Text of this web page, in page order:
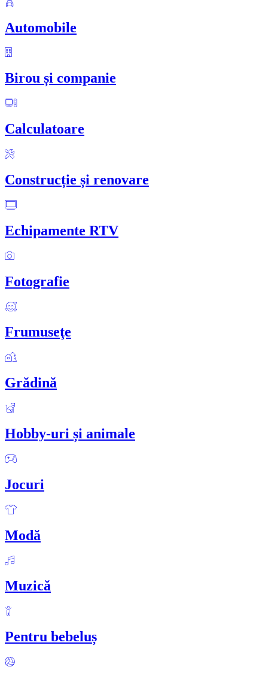
Automobile
Birou și companie
Calculatoare
Construcție și renovare
Echipamente RTV
Fotografie
Frumuseţe
Grădină
Hobby-uri și animale
Jocuri
Modă
Muzică
Pentru bebeluș